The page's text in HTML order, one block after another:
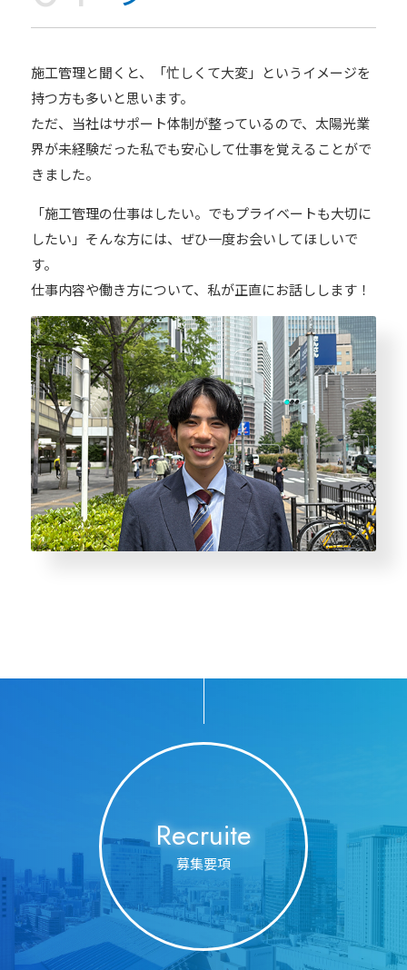
施工管理と聞くと、「忙しくて大変」というイメージを
持つ方も多いと思います。
ただ、当社はサポート体制が整っているので、太陽光業
界が未経験だった私でも安心して仕事を覚えることがで
きました。
「施工管理の仕事はしたい。でもプライベートも大切に
したい」そんな方には、ぜひ一度お会いしてほしいで
す。
仕事内容や働き方について、私が正直にお話しします！
Recruite
募集要項